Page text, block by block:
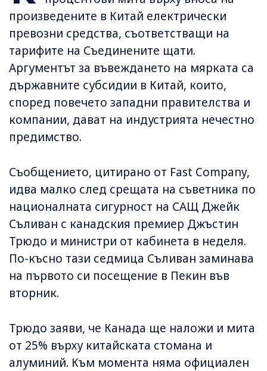
произведените в Китай електрически
превозни средства, съответстващи на
тарифите на Съединените щати.
Аргументът за въвеждането на мярката са
държавните субсидии в Китай, които,
според повечето западни правителства и
компании, дават на индустрията нечестно
предимство.
Съобщението, цитирано от Fast Company,
идва малко след срещата на съветника по
националната сигурност на САЩ Джейк
Съливан с канадския премиер Джъстин
Трюдо и министри от кабинета в неделя.
По-късно тази седмица Съливан заминава
на първото си посещение в Пекин във
вторник.
Трюдо заяви, че Канада ще наложи и мита
от 25% върху китайската стомана и
алуминий. Към момента няма официален